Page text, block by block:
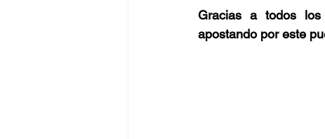
Gracias a todos los
apostando por este